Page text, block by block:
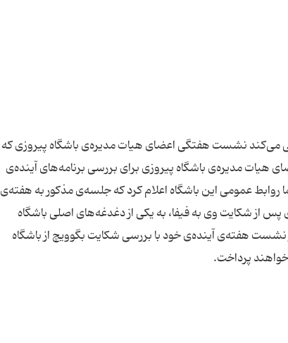
می‌كند نشست هفتگی اعضای هیات مدیره‌ی باشگاه پیروزی كه
مدیره‌ی باشگاه پیروزی برای بررسی برنامه‌های آینده‌ی
عمومی این باشگاه اعلام كرد كه جلسه‌ی مذكور به هفته‌ی
از شكایت وی به فیفا، به یكی از دغدغه‌های اصلی باشگاه
هفته‌ی آینده‌ی ‌خود با بررسی شكایت بگوویچ از باشگاه
پرداخت.